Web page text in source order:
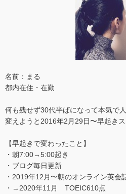
名前：まる
都内在住・在勤
何も残せず30代半ばになって本気で
変えようと2016年2月29日〜早起きス
【早起きで変わったこと】
・朝7:00→5:00起き
・ブログ毎日更新
・2019年12月〜朝のオンライン英会
・→2020年11月 TOEIC610点